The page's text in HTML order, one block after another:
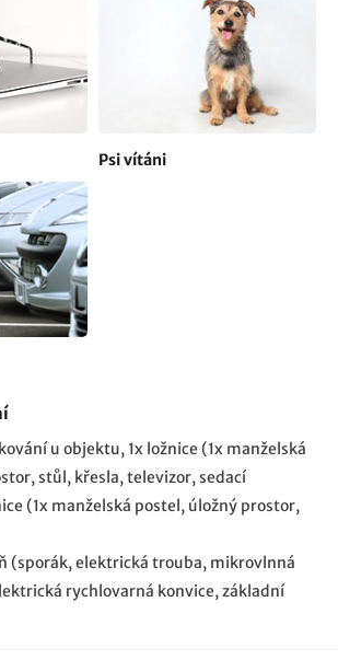
Psi vítáni
u objektu 1x ložnice (1x manželská
stůl, křesla, televizor, sedací
(1x manželská postel, úložný prostor,
(sporák, elektrická trouba, mikrovlnná
rychlovarná konvice, základní